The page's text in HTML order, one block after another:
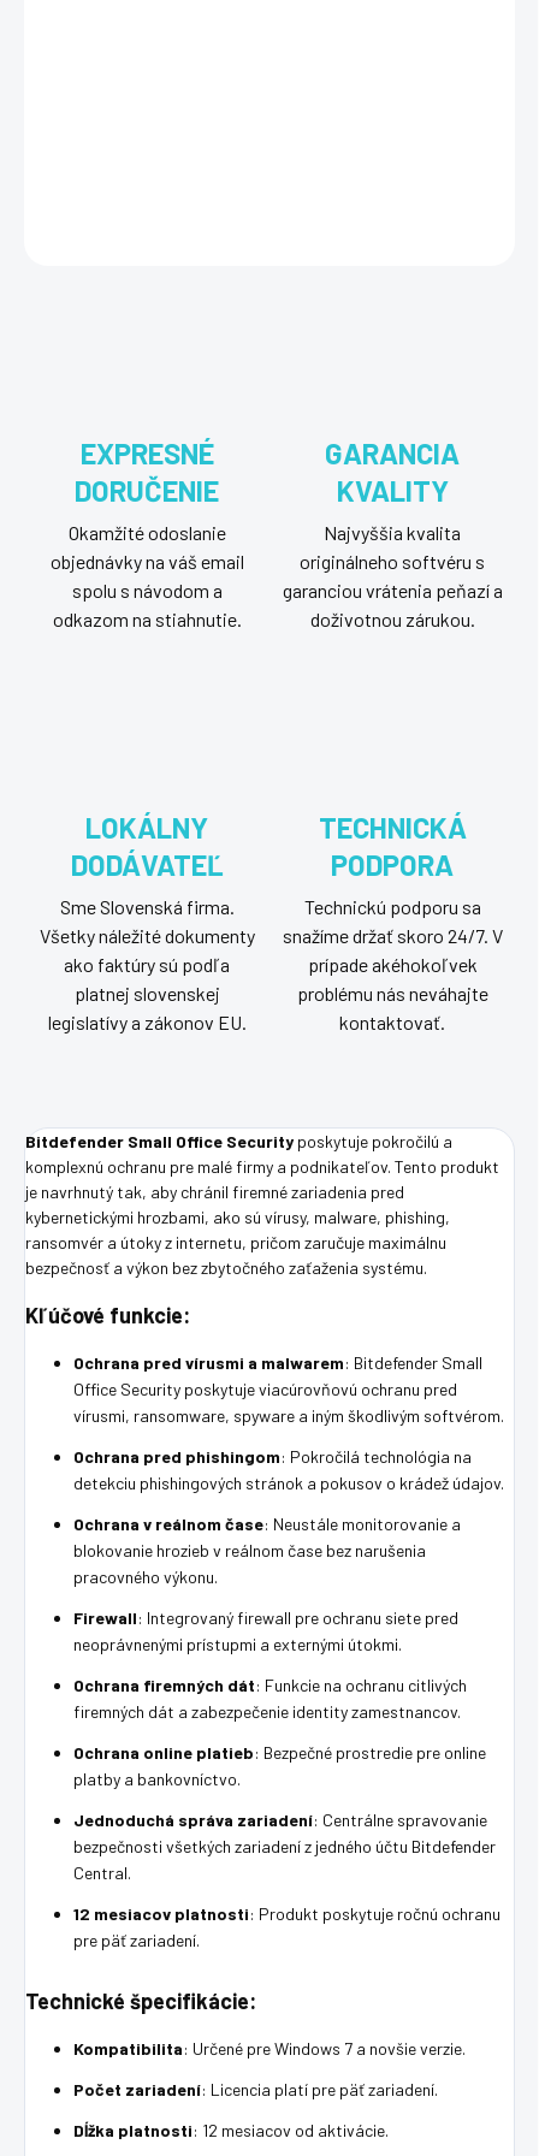
EXPRESNÉ
DORUČENIE
Okamžité odoslanie
objednávky na váš email
spolu s návodom a
odkazom na stiahnutie.
GARANCIA
KVALITY
Najvyššia kvalita
originálneho softvéru s
garanciou vrátenia peňazí a
doživotnou zárukou.
LOKÁLNY
DODÁVATEĽ
Sme Slovenská firma.
Všetky náležité dokumenty
ako faktúry sú podľa
platnej slovenskej
legislatívy a zákonov EU.
TECHNICKÁ
PODPORA
Technickú podporu sa
snažíme držať skoro 24/7. V
prípade akéhokoľvek
problému nás neváhajte
kontaktovať.
Bitdefender Small Office Security poskytuje pokročilú a
komplexnú ochranu pre malé firmy a podnikateľov. Tento produkt
je navrhnutý tak, aby chránil firemné zariadenia pred
kybernetickými hrozbami, ako sú vírusy, malware, phishing,
ransomvér a útoky z internetu, pričom zaručuje maximálnu
bezpečnosť a výkon bez zbytočného zaťaženia systému.
Kľúčové funkcie:
Ochrana pred vírusmi a malwarem: Bitdefender Small
Office Security poskytuje viacúrovňovú ochranu pred
vírusmi, ransomware, spyware a iným škodlivým softvérom.
Ochrana pred phishingom: Pokročilá technológia na
detekciu phishingových stránok a pokusov o krádež údajov.
Ochrana v reálnom čase: Neustále monitorovanie a
blokovanie hrozieb v reálnom čase bez narušenia
pracovného výkonu.
Firewall: Integrovaný firewall pre ochranu siete pred
neoprávnenými prístupmi a externými útokmi.
Ochrana firemných dát: Funkcie na ochranu citlivých
firemných dát a zabezpečenie identity zamestnancov.
Ochrana online platieb: Bezpečné prostredie pre online
platby a bankovníctvo.
Jednoduchá správa zariadení: Centrálne spravovanie
bezpečnosti všetkých zariadení z jedného účtu Bitdefender
Central.
12 mesiacov platnosti: Produkt poskytuje ročnú ochranu
pre päť zariadení.
Technické špecifikácie:
Kompatibilita: Určené pre Windows 7 a novšie verzie.
Počet zariadení: Licencia platí pre päť zariadení.
Dĺžka platnosti: 12 mesiacov od aktivácie.